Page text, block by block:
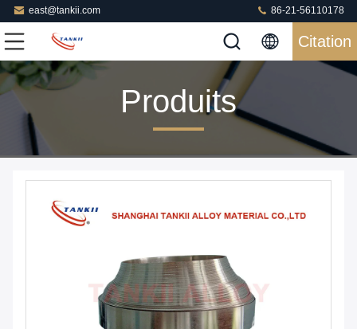
east@tankii.com 86-21-56110178
Citation
Produits